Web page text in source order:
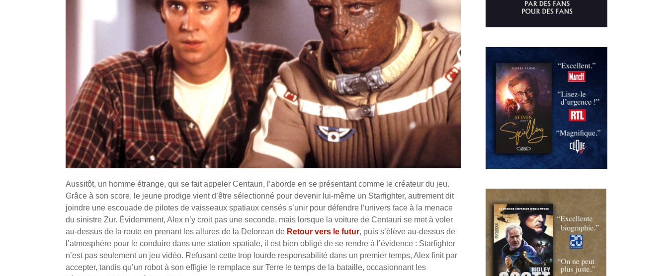
Aussitôt, un homme étrange, qui se fait appeler Centauri, l’aborde en se présentant comme le créateur du jeu.
Grâce à son score, le jeune prodige vient d’être sélectionné pour devenir lui-même un Starfighter, autrement dit
joindre une escouade de pilotes de vaisseaux spatiaux censés s’unir pour défendre l’univers face à la menace
du sinistre Zur. Évidemment, Alex n’y croit pas une seconde, mais lorsque la voiture de Centauri se met à voler
au-dessus de la route en prenant les allures de la Delorean de Retour vers le futur, puis s’élève au-dessus de
l’atmosphère pour le conduire dans une station spatiale, il est bien obligé de se rendre à l’évidence : Starfighter
n’est pas seulement un jeu vidéo. Refusant cette trop lourde responsabilité dans un premier temps, Alex finit par
accepter, tandis qu’un robot à son effigie le remplace sur Terre le temps de la bataille, occasionnant les